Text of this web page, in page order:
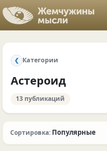
❮ Категории
Астероид
13 публикаций
Сортировка: Популярные